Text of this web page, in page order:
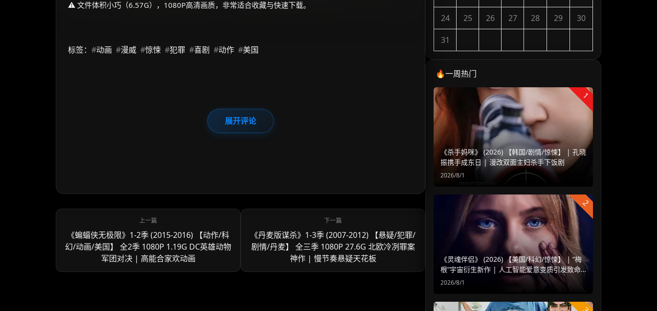
⚠️ 文件体积小巧（6.57G），1080P高清画质，非常适合收藏与快速下载。
标签： #动画 #漫威 #惊悚 #犯罪 #喜剧 #动作 #美国
展开评论
《蝙蝠侠无极限》1-2季 (2015-2016) 【动作/科
幻/动画/美国】 全2季 1080P 1.19G DC英雄动物
军团对决 | 高能合家欢动画
《丹麦版谋杀》1-3季 (2007-2012) 【悬疑/犯罪/
剧情/丹麦】 全三季 1080P 27.6G 北欧冷冽罪案
神作 | 慢节奏悬疑天花板
24 25 26 27 28 29 30
31
🔥一周热门
1
《杀手妈咪》 (2026) 【韩国/剧情/惊悚】 | 孔晓
振携手成东日 | 漫改双面主妇杀手下饭剧
2026/8/1
2
《灵魂伴侣》 (2026) 【美国/科幻/惊悚】 | “梅
根”宇宙衍生新作 | 人工智能爱意变质引发致命
危机
2026/8/1